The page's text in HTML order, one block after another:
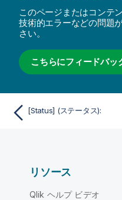
このページまたはコンテ
技術的エラーなどの問題
さい。
こちらにフィードバッ
[Status] (ステータス):
リソース
Qlik ヘルプ ビデオ